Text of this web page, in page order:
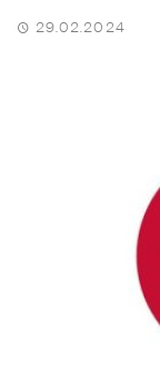
29.02.2024